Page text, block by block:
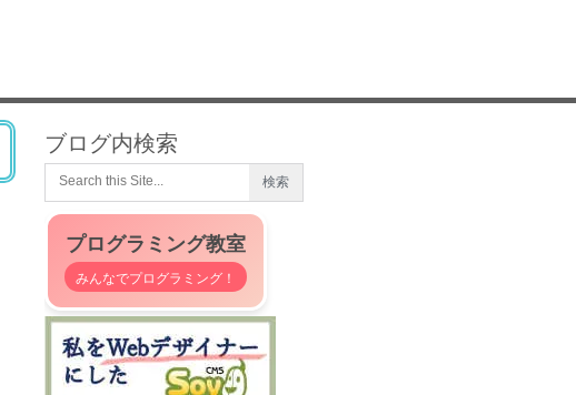
ブログ内検索
プログラミング教室
みんなでプログラミング！